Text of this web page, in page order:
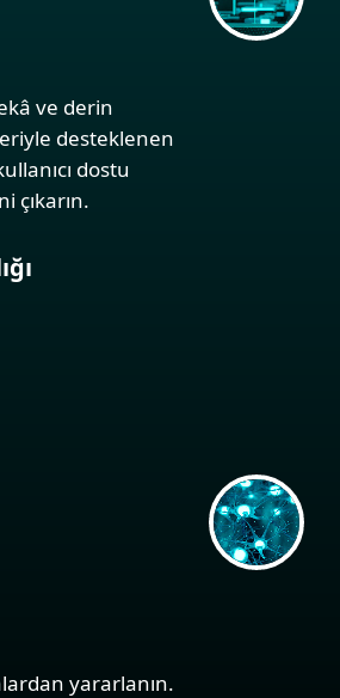
ve derin
desteklenen
dostu
çıkarın.
yararlanın.